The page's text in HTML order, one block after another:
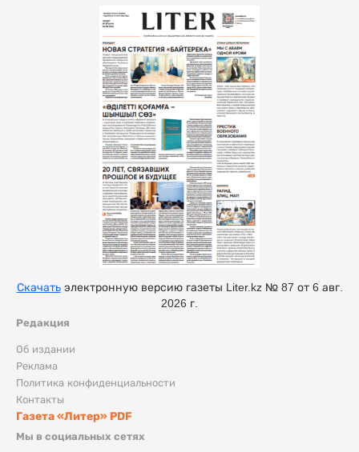
Редакция
Об издании
Реклама
Политика конфиденциальности
Контакты
Газета «Литер» PDF
Мы в социальных сетях
Скачатьэлектронную версию газеты Liter.kz № 87 от 6 авг.
2026 г.